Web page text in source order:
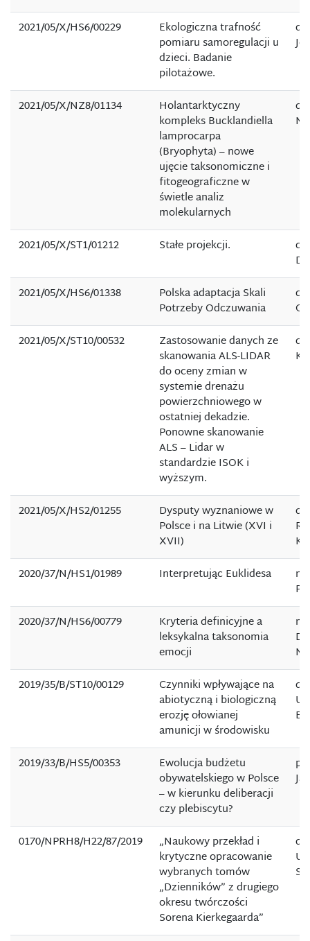
2021/05/X/HS6/00229
Ekologiczna trafność
pomiaru samoregulacji u
dzieci. Badanie
pilotażowe.
dr
2021/05/X/NZ8/01134
Holantarktyczny
kompleks Bucklandiella
lamprocarpa
(Bryophyta) – nowe
ujęcie taksonomiczne i
fitogeograficzne w
świetle analiz
molekularnych
dr
2021/05/X/ST1/01212 Stałe projekcji.
dr
2021/05/X/HS6/01338
Polska adaptacja Skali
Potrzeby Odczuwania
dr
2021/05/X/ST10/00532
Zastosowanie danych ze
skanowania ALS-LIDAR
do oceny zmian w
systemie drenażu
powierzchniowego w
ostatniej dekadzie.
Ponowne skanowanie
ALS – Lidar w
standardzie ISOK i
wyższym.
dr
2021/05/X/HS2/01255
Dysputy wyznaniowe w
Polsce i na Litwie (XVI i
XVII)
dr
2020/37/N/HS1/01989
Interpretując Euklidesa
2020/37/N/HS6/00779
Kryteria definicyjne a
leksykalna taksonomia
emocji
2019/35/B/ST10/00129
Czynniki wpływające na
abiotyczną i biologiczną
erozję ołowianej
amunicji w środowisku
dr
2019/33/B/HS5/00353
Ewolucja budżetu
obywatelskiego w Polsce
– w kierunku deliberacji
czy plebiscytu?
0170/NPRH8/H22/87/2019
„Naukowy przekład i
krytyczne opracowanie
wybranych tomów
„Dzienników” z drugiego
okresu twórczości
Sorena Kierkegaarda”
dr